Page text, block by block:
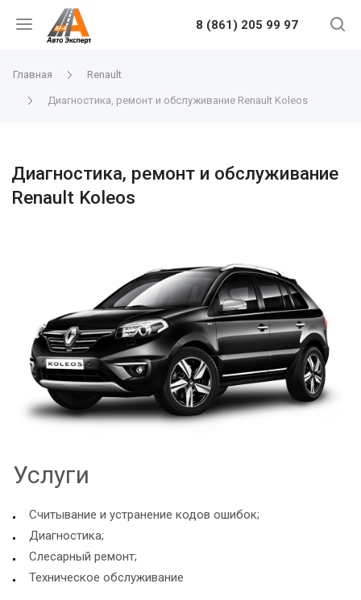
8 (861) 205 99 97
Главная Renault
Диагностика, ремонт и обслуживание Renault Koleos
Диагностика, ремонт и обслуживание
Renault Koleos
Услуги
Считывание и устранение кодов ошибок;
Диагностика;
Слесарный ремонт;
Техническое обслуживание